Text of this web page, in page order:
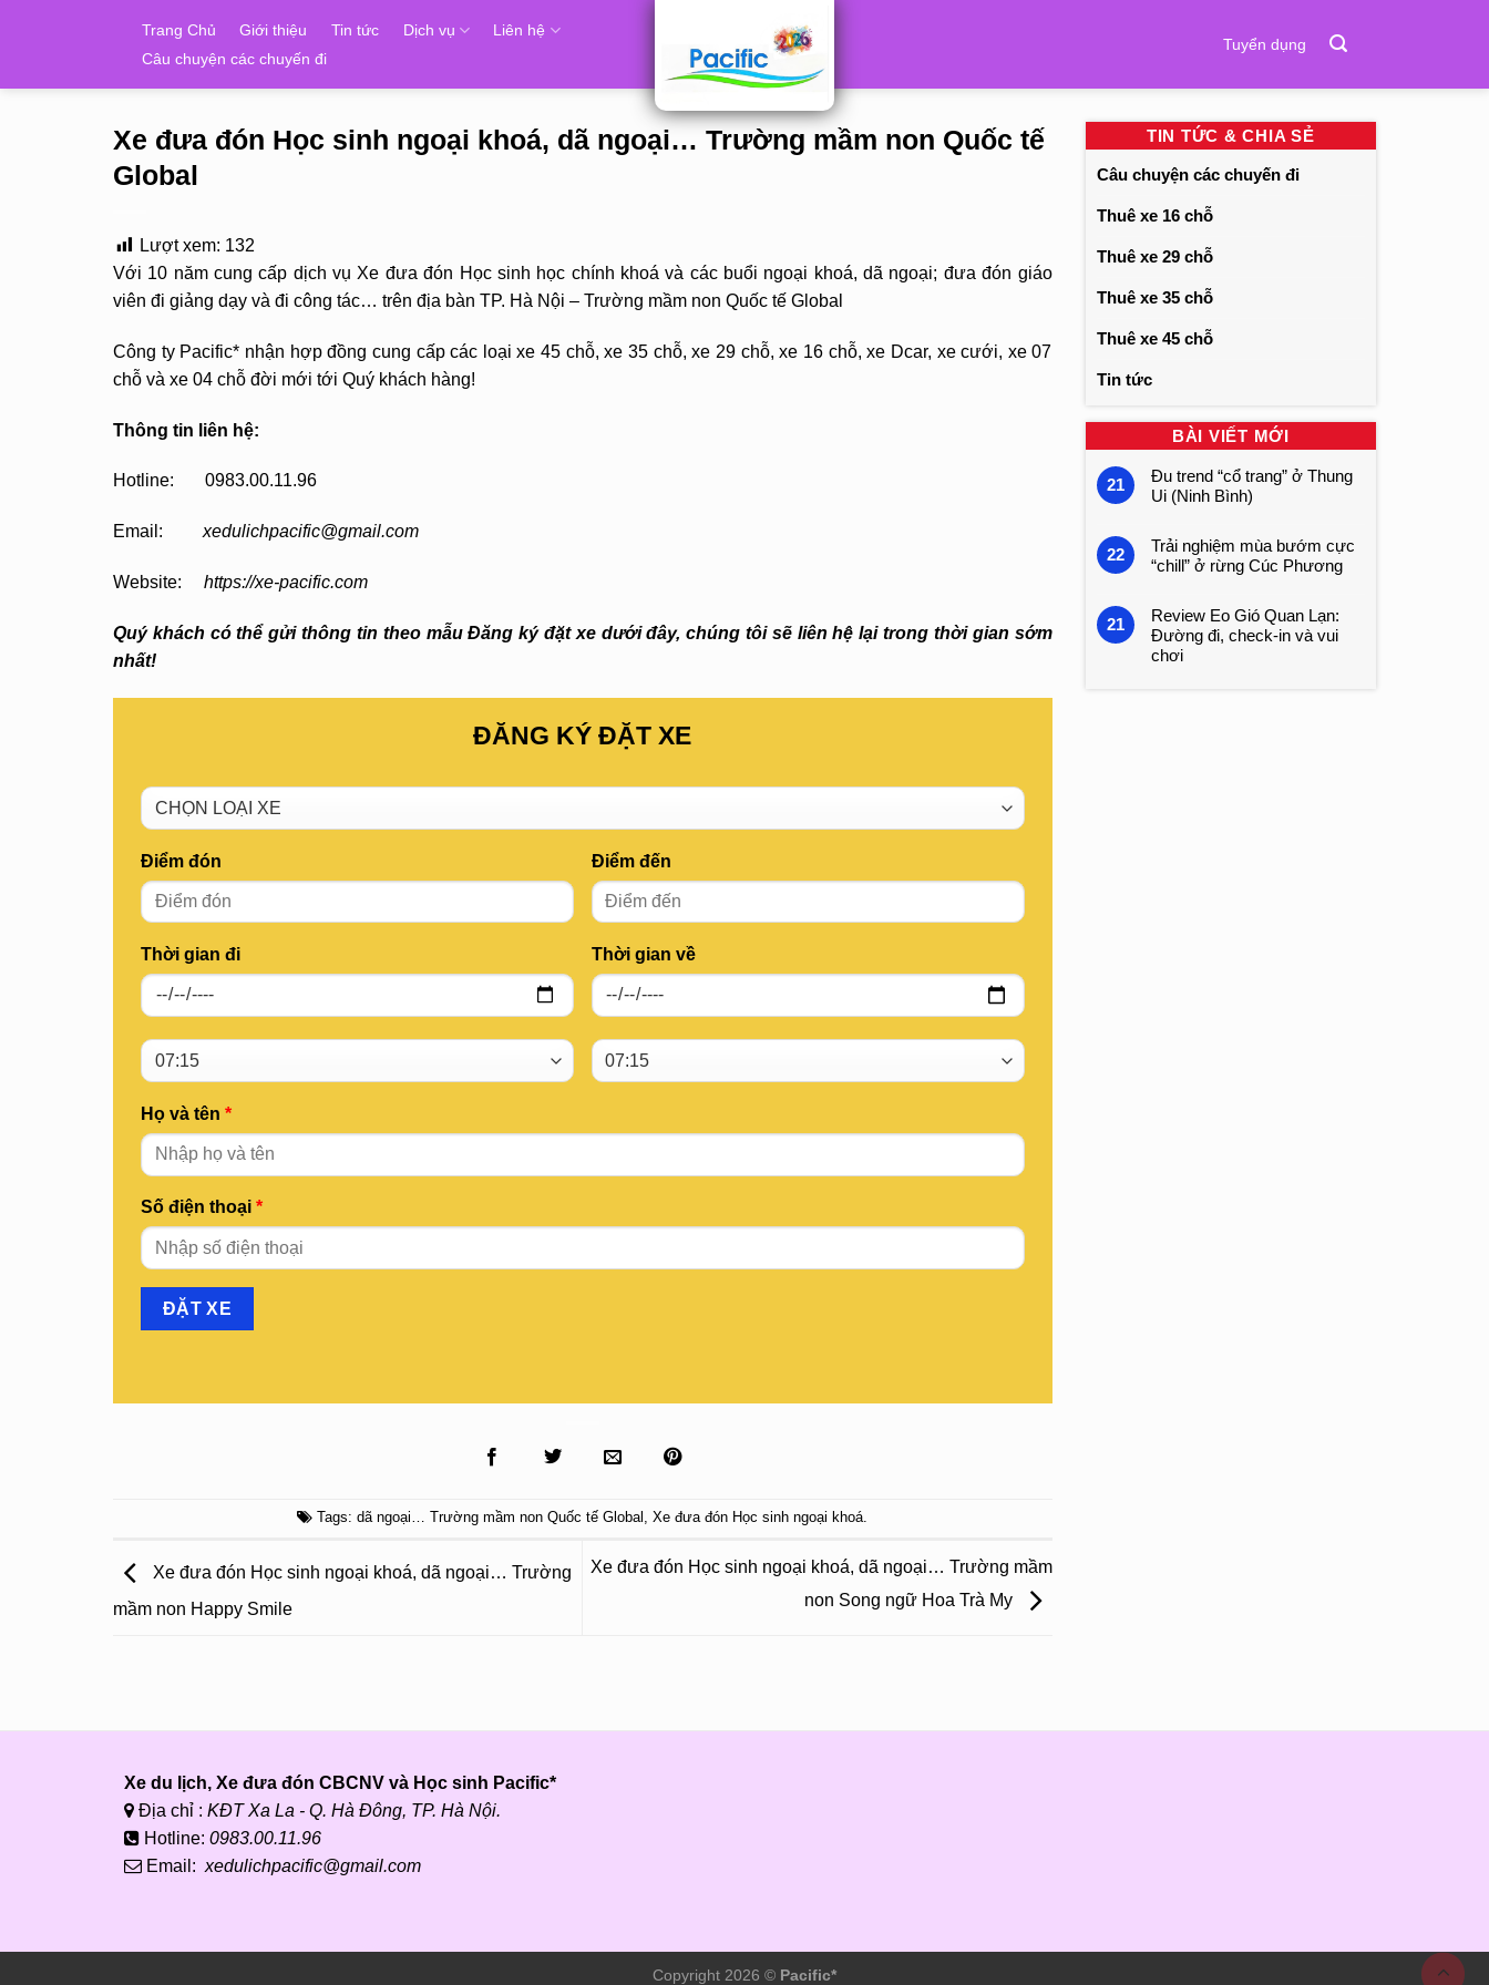
Trang Chủ Giới thiệu Tin tức Dịch vụ
Liên hệ
Câu chuyện các chuyến đi
Tuyển dụng
Xe đưa đón Học sinh ngoại khoá, dã ngoại… Trường mầm non Quốc tế
Global
Lượt xem: 132
Với 10 năm cung cấp dịch vụ Xe đưa đón Học sinh học chính khoá và các buổi ngoại khoá, dã ngoại; đưa đón giáo
viên đi giảng dạy và đi công tác… trên địa bàn TP. Hà Nội – Trường mầm non Quốc tế Global
Công ty Pacific* nhận hợp đồng cung cấp các loại xe 45 chỗ, xe 35 chỗ, xe 29 chỗ, xe 16 chỗ, xe Dcar, xe cưới, xe 07
chỗ và xe 04 chỗ đời mới tới Quý khách hàng!
Thông tin liên hệ:
Hotline: 0983.00.11.96
Email: xedulichpacific@gmail.com
Website: https://xe-pacific.com
Quý khách có thể gửi thông tin theo mẫu Đăng ký đặt xe dưới đây, chúng tôi sẽ liên hệ lại trong thời gian sớm
nhất!
ĐĂNG KÝ ĐẶT XE
Điểm đón
Thời gian đi
Điểm đến
Thời gian về
Họ và tên *
Số điện thoại *
Tags:dã ngoại… Trường mầm non Quốc tế Global ,Xe đưa đón Học sinh ngoại khoá.
Xe đưa đón Học sinh ngoại khoá, dã ngoại… Trường
mầm non Happy Smile
Xe đưa đón Học sinh ngoại khoá, dã ngoại… Trường mầm
non Song ngữ Hoa Trà My
TIN TỨC & CHIA SẺ
Câu chuyện các chuyến đi
Thuê xe 16 chỗ
Thuê xe 29 chỗ
Thuê xe 35 chỗ
Thuê xe 45 chỗ
Tin tức
BÀI VIẾT MỚI
21
Đu trend “cổ trang” ở Thung
Ui (Ninh Bình)
22
Trải nghiệm mùa bướm cực
“chill” ở rừng Cúc Phương
21
Review Eo Gió Quan Lạn:
Đường đi, check-in và vui
chơi
Xe du lịch, Xe đưa đón CBCNV và Học sinh Pacific*
Địa chỉ : KĐT Xa La - Q. Hà Đông, TP. Hà Nội.
Hotline: 0983.00.11.96
Email: xedulichpacific@gmail.com
Copyright 2026 © Pacific*